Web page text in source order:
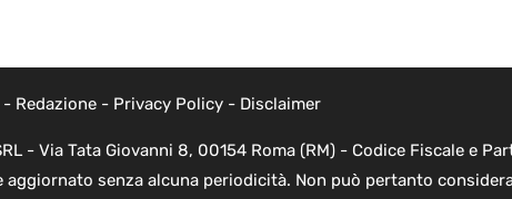
- Redazione- Privacy Policy- Disclaimer
- Via Tata Giovanni 8, 00154 Roma (RM) - Codice Fiscale e
senza alcuna periodicità. Non può pertanto